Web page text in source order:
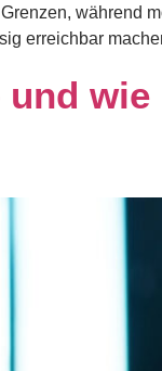
während
erreichbar
wie